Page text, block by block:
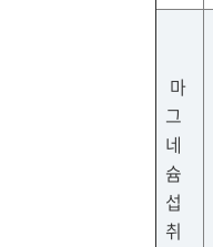
마
그
네
슘
섭
취